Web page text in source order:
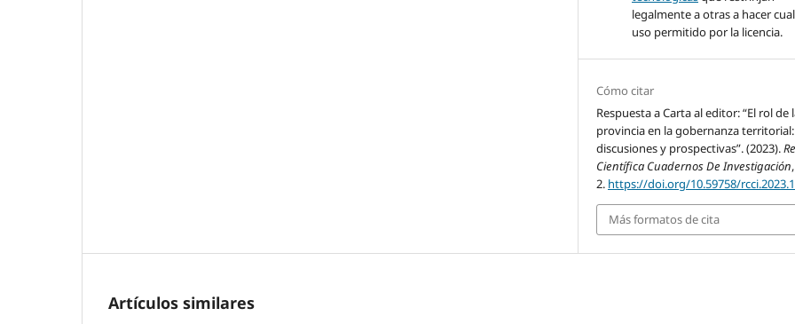
legalmente a otras a hacer
uso permitido por la licencia.
Cómo citar
Respuesta a Carta al editor: “El rol de
provincia en la gobernanza territorial:
discusiones y prospectivas”. (2023).
Científica Cuadernos De Investigación
2. https://doi.org/10.59758/
Más formatos de cita
Artículos similares